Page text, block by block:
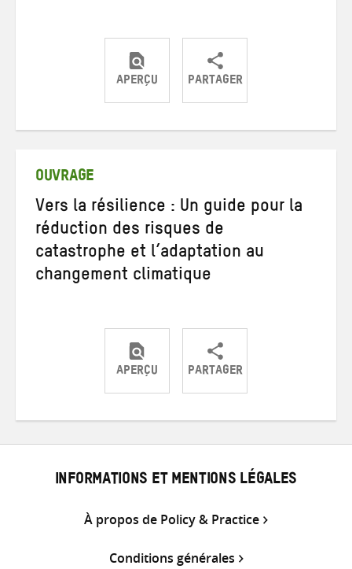
APERÇU PARTAGER
PartagerPartagerPartager
OUVRAGE
Vers la résilience : Un guide pour la
réduction des risques de
catastrophe et l’adaptation au
changement climatique
APERÇU PARTAGER
PartagerPartagerPartager
INFORMATIONS ET MENTIONS LÉGALES
À propos de Policy & Practice
Conditions générales